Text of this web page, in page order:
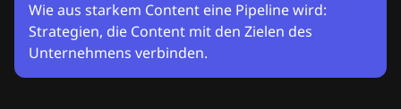
Wie aus starkem Content eine Pipeline wird:
Strategien, die Content mit den Zielen des
Unternehmens verbinden.